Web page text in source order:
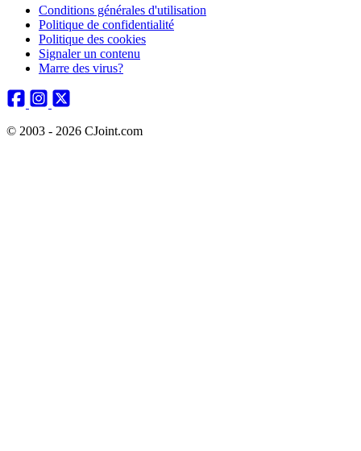
Conditions générales d'utilisation
Politique de confidentialité
Politique des cookies
Signaler un contenu
Marre des virus?
© 2003 - 2026 CJoint.com